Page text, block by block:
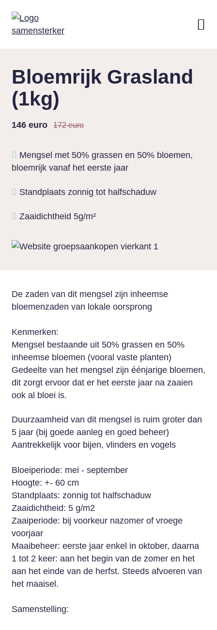
Bloemrijk Grasland
(1kg)
146 euro 172 euro
Mengsel met 50% grassen en 50% bloemen,
bloemrijk vanaf het eerste jaar
Standplaats zonnig tot halfschaduw
Zaaidichtheid 5g/m²
De zaden van dit mengsel zijn inheemse
bloemenzaden van lokale oorsprong
Kenmerken:
Mengsel bestaande uit 50% grassen en 50%
inheemse bloemen (vooral vaste planten)
Gedeelte van het mengsel zijn éénjarige bloemen,
dit zorgt ervoor dat er het eerste jaar na zaaien
ook al bloei is.
Duurzaamheid van dit mengsel is ruim groter dan
5 jaar (bij goede aanleg en goed beheer)
Aantrekkelijk voor bijen, vlinders en vogels
Bloeiperiode: mei - september
Hoogte: +- 60 cm
Standplaats: zonnig tot halfschaduw
Zaaidichtheid: 5 g/m2
Zaaiperiode: bij voorkeur nazomer of vroege
voorjaar
Maaibeheer: eerste jaar enkel in oktober, daarna
1 tot 2 keer: aan het begin van de zomer en het
aan het einde van de herfst. Steeds afvoeren van
het maaisel.
Samenstelling: